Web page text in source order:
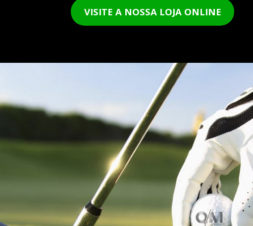
VISITE A NOSSA LOJA ONLINE